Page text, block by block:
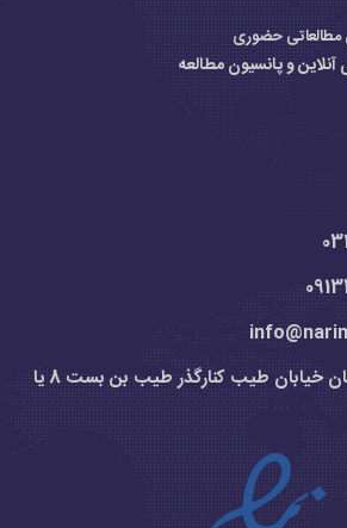
مطالعاتی حضوری
آنلاین و پانسیون مطالعه
ادرس دفتر : اصفهان خیابان طیب کنارگذر طیب بن بست 8 یا